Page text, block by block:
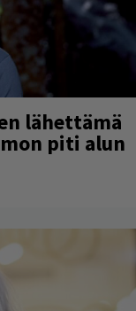
lähettämä
piti alun